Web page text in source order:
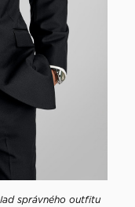
správného outfitu